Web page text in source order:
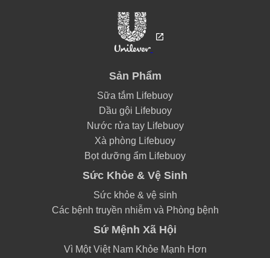
Sản Phẩm
Sữa tắm Lifebuoy
Dầu gội Lifebuoy
Nước rửa tay Lifebuoy
Xà phòng Lifebuoy
Bọt dưỡng ẩm Lifebuoy
Sức Khỏe & Vệ Sinh
Sức khỏe & vệ sinh
Các bệnh truyền nhiễm và Phòng bệnh
Sứ Mệnh Xã Hội
Vì Một Việt Nam Khỏe Mạnh Hơn